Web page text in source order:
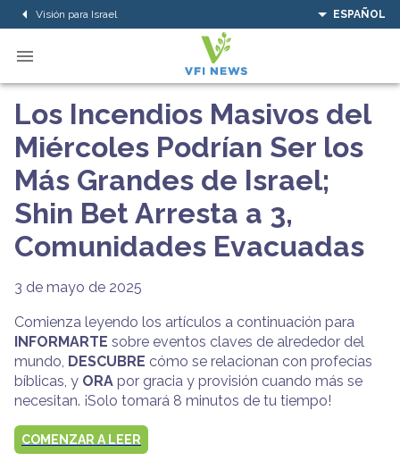
Visión para Israel ESPAÑOL
Los Incendios Masivos del
Miércoles Podrían Ser los
Más Grandes de Israel;
Shin Bet Arresta a 3,
Comunidades Evacuadas
3 de mayo de 2025
Comienza leyendo los artículos a continuación para
INFORMARTE sobre eventos claves de alrededor del
mundo, DESCUBRE cómo se relacionan con profecías
bíblicas, y ORA por gracia y provisión cuando más se
necesitan. ¡Solo tomará 8 minutos de tu tiempo!
COMENZAR A LEER